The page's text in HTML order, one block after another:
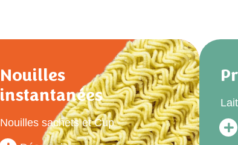
Nouilles
instantanées
Nouilles sachets et Cup